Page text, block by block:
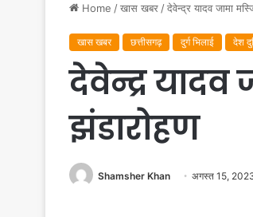
Home /खास खबर /देवेन्द्र यादव जामा
खास खबर छत्तीसगढ़ दुर्ग भिलाई देश
देवेन्द्र
झंडारोहण
Shamsher Khan अगस्त 15,